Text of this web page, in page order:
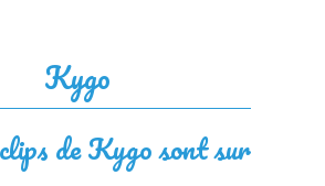
Kygo
de Kygo sont sur